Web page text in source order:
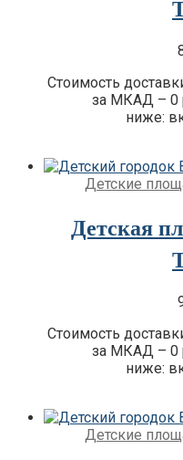
Стоимость
за МКАД – 0
ниже:
Детские
Детская
Стоимость
за МКАД – 0
ниже:
Детские